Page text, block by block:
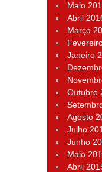
Maio
Abril
Março
Janeiro
Outubro
Agosto
Julho
Junho
Maio
Abril